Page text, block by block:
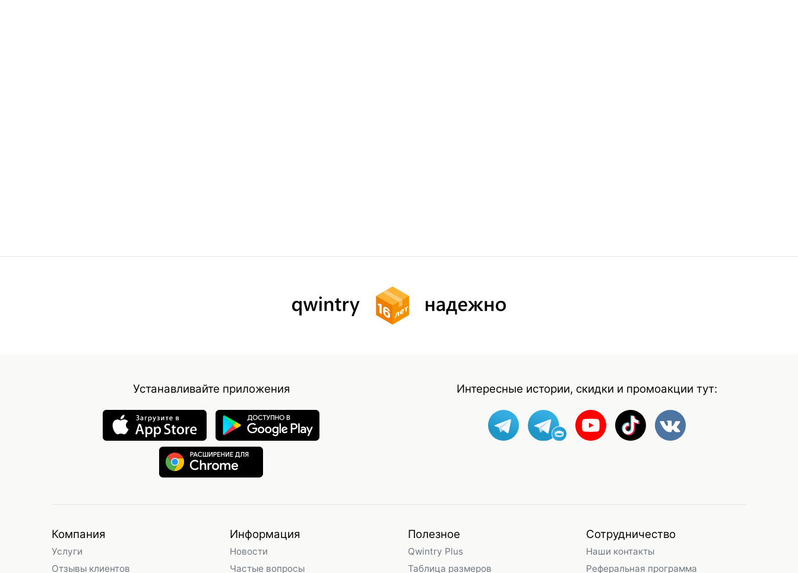
Устанавливайте приложения Интересные истории, скидки и промоакции тут:
Компания
Услуги
Отзывы клиентов
Информация
Новости
Частые вопросы
Полезное
Qwintry Plus
Таблица размеров
Сотрудничество
Наши контакты
Реферальная программа